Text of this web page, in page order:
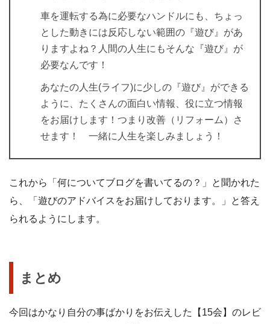
車を運転する為に必要なハンドルにも、ちょっ
とした動きには反応しない範囲の『遊び』があ
りますよね？人間の人生にもそんな『遊び』が
必要なんです！
あなたの人生(ライフ)に少しの『遊び』ができる
ように、たくさんの面白い情報、役に立つ情報
をお届けします！つまり改善（リフォーム）さ
せます！ 一緒に人生を楽しみましょう！
これから「何についてブログを書いてるの？」と聞かれた
ら、「遊びのアドバイスをお届けしております。」と答え
られるようにします。
まとめ
今回はかなり自分の事ばかりをお伝えした【15会】のレビ